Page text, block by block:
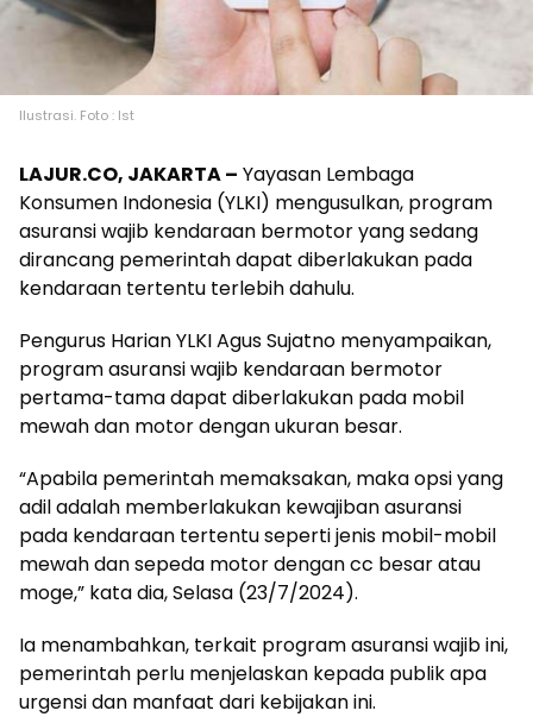
Ilustrasi. Foto : Ist
LAJUR.CO, JAKARTA – Yayasan Lembaga
Konsumen Indonesia (YLKI) mengusulkan, program
asuransi wajib kendaraan bermotor yang sedang
dirancang pemerintah dapat diberlakukan pada
kendaraan tertentu terlebih dahulu.
Pengurus Harian YLKI Agus Sujatno menyampaikan,
program asuransi wajib kendaraan bermotor
pertama-tama dapat diberlakukan pada mobil
mewah dan motor dengan ukuran besar.
“Apabila pemerintah memaksakan, maka opsi yang
adil adalah memberlakukan kewajiban asuransi
pada kendaraan tertentu seperti jenis mobil-mobil
mewah dan sepeda motor dengan cc besar atau
moge,” kata dia, Selasa (23/7/2024).
Ia menambahkan, terkait program asuransi wajib ini,
pemerintah perlu menjelaskan kepada publik apa
urgensi dan manfaat dari kebijakan ini.